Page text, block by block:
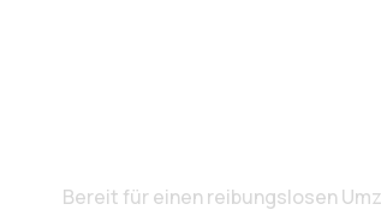
Bereit für einen reibungslosen